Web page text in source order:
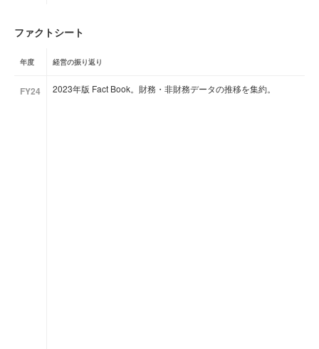
ファクトシート
年度 経営の振り返り
FY24 2023年版 Fact Book。財務・非財務データの推移を集約。